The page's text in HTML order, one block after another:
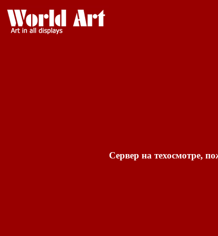
Сервер на техосмотре,